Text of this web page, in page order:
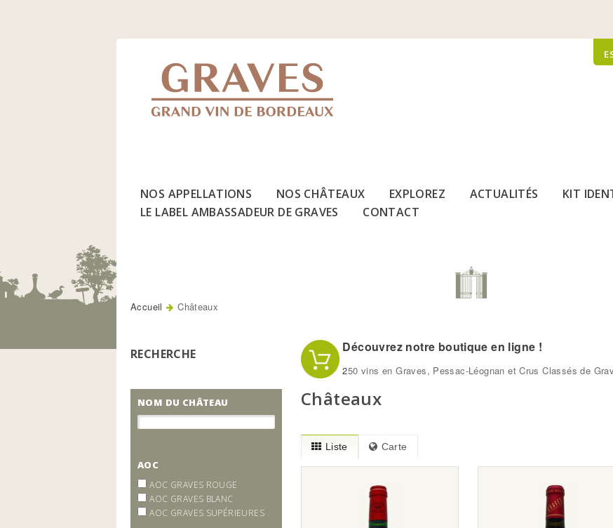
NOS APPELLATIONS NOS CHÂTEAUX EXPLOREZ ACTUALITÉS
KIT
LE LABEL AMBASSADEUR DE GRAVES
CONTACT
Accueil Châteaux
Découvrez notre boutique en ligne !
250 vins en Graves, Pessac-Léognan et Crus Classés de
Châteaux
Liste Carte
RECHERCHE
NOM DU CHÂTEAU
AOC
AOC GRAVES ROUGE
AOC GRAVES BLANC
AOC GRAVES SUPÉRIEURES